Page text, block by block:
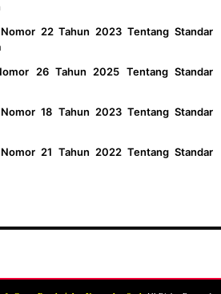
Nomor 16 Tahun 2022 Tentang
22 Tahun 2023 Tentang Standar
26 Tahun 2025 Tentang Standar
18 Tahun 2023 Tentang Standar
21 Tahun 2022 Tentang Standar